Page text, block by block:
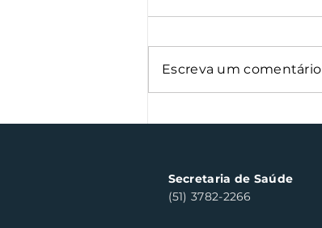
Escreva um comentário
Secretaria de Saúde
(51) 3782-2266